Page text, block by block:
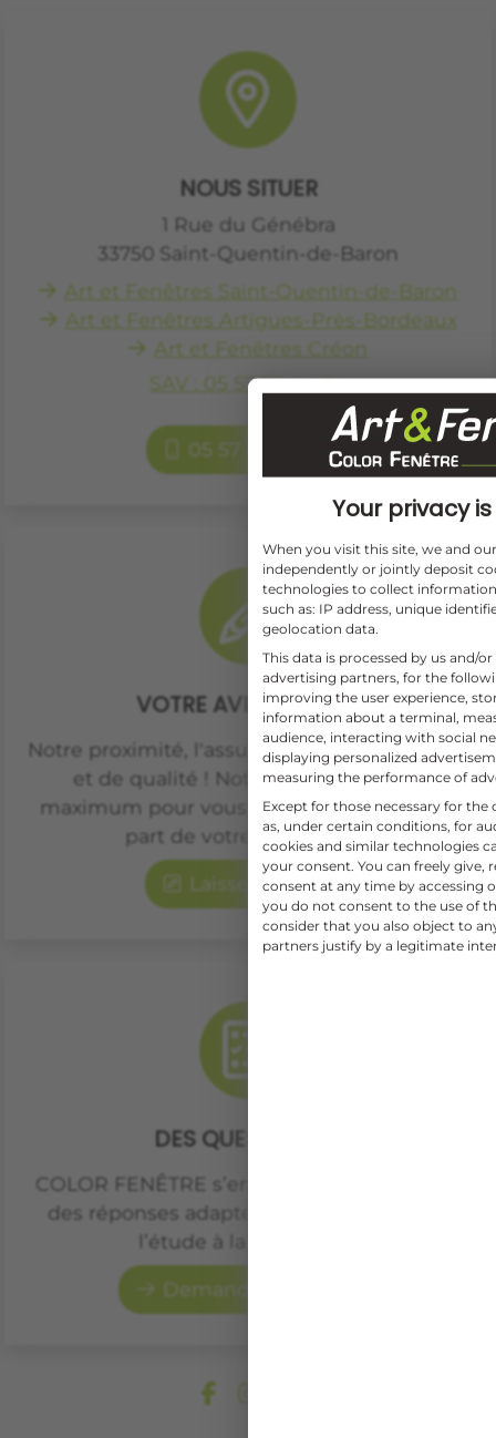
NOUS SITUER
1 Rue du Génébra
33750 Saint-Quentin-de-Baron
Art et Fenêtres Saint-Quentin-de-Baron
Art et Fenêtres Artigues-Près-Bordeaux
Art et Fenêtres Créon
SAV : 05 57 79 04 98
05 57 84 02 02
VOTRE AVIS COMPTE
Notre proximité, l'assurance de projets suivis
et de qualité ! Notre équipe fait son
maximum pour vous satisfaire, faites nous
part de votre expérience.
Laisser un avis
DES QUESTIONS ?
COLOR FENÊTRE s’engage à vous apporter
des réponses adaptées à votre projet, de
l’étude à la réalisation.
Demander un devis
Your privacy
When you visit this site, we and
independently or jointly deposit
technologies to collect
such as: IP address, unique
geolocation data.
This data is processed by us and/
advertising partners, for the
improving the user experience,
information about a terminal,
audience, interacting with social
displaying personalized
measuring the performance of
Except for those necessary for the
as, under certain conditions, for
cookies and similar technologies
your consent. You can freely give,
consent at any time by accessing
you do not consent to the use of
consider that you also object to
partners justify by a legitimate